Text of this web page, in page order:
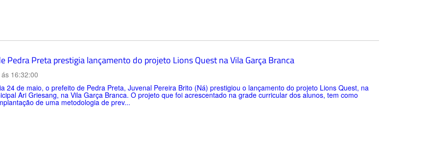
Pedra Preta prestigia lançamento do projeto Lions Quest na Vila Garça Branca
16:32:00
24 de maio, o prefeito de Pedra Preta, Juvenal Pereira Brito (Ná) prestigiou o lançamento do projeto Lions Quest, na
Ari Griesang, na Vila Garça Branca. O projeto que foi acrescentado na grade curricular dos alunos, tem como
de uma metodologia de prev...